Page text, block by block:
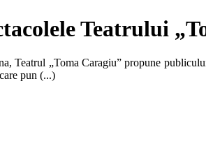
Teatrului
Teatrul „Toma Caragiu” propune
pun (...)